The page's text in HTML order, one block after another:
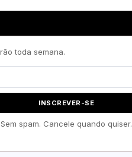
toda semana.
INSCREVER-SE
Sem spam. Cancele quando quiser.